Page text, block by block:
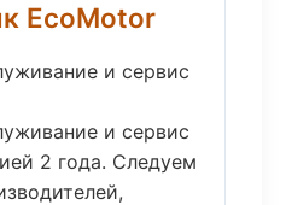
EcoMotor
и сервис
и сервис
2 года. Следуем